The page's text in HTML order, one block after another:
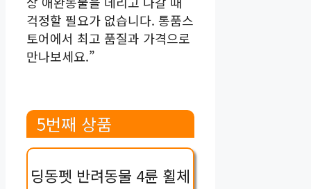
걱정할 필요가 없습니다. 통품스
토어에서 최고 품질과 가격으로
만나보세요.”
5번째 상품
딩동펫 반려동물 4륜 휠체